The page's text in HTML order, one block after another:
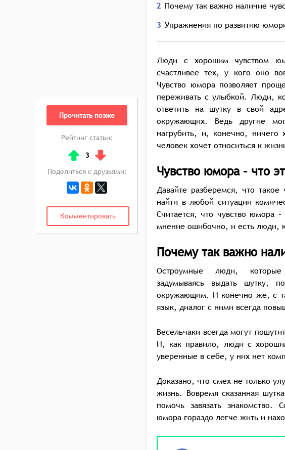
2 Почему так важно наличие
3 Упражнения по развитию
Люди с хорошим чувством
счастливее тех, у кого оно
Чувство юмора позволяет
переживать с улыбкой. Люди,
ответить на шутку в свой
окружающих. Ведь другие
нагрубить, и, конечно,
человек хочет относиться к
Чувство юмора – что
Давайте разберемся, что
найти в любой ситуации
Считается, что чувство юмора
мнение ошибочно, и есть люди,
Почему так важно
Остроумные люди,
задумываясь выдать шутку,
окружающим. И конечно же, с
язык, диалог с ними всегда
Весельчаки всегда могут
И, как правило, люди с
уверенные в себе, у них нет
Доказано, что смех не только
жизнь. Вовремя сказанная
помочь завязать знакомство.
юмора гораздо легче жить и
Прочитать позже
Рейтинг статьи:
↑ 3 ↓
Поделиться с друзьями:
Комментировать